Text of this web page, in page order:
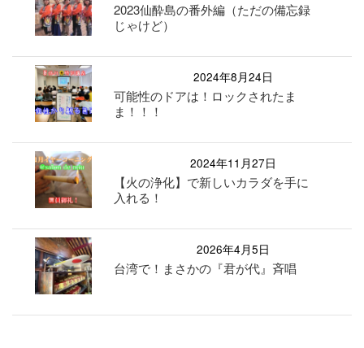
2023仙酔島の番外編（ただの備忘録
じゃけど）
2024年8月24日
可能性のドアは！ロックされたま
ま！！！
2024年11月27日
【火の浄化】で新しいカラダを手に
入れる！
2026年4月5日
台湾で！まさかの『君が代』斉唱